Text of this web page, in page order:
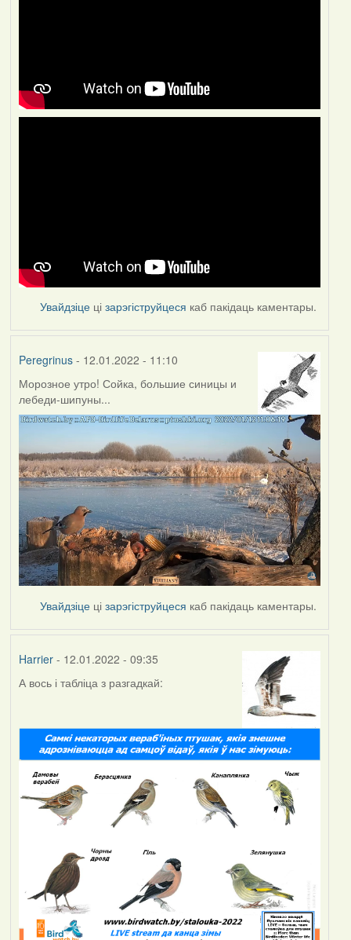
Увайдзіце цізарэгіструйцеся каб пакідаць каментары.
Peregrinus- 12.01.2022 - 11:10
Морозное утро! Сойка, большие синицы и
лебеди-шипуны...
Увайдзіце цізарэгіструйцеся каб пакідаць каментары.
Harrier- 12.01.2022 - 09:35
А вось і табліца з разгадкай: